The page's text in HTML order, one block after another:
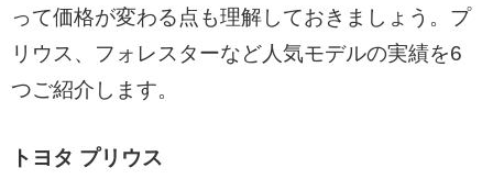
って価格が変わる点も理解しておきましょう。プ
リウス、フォレスターなど人気モデルの実績を6
つご紹介します。
トヨタ プリウス